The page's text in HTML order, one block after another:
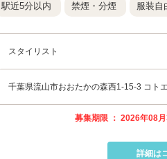
駅近5分以内 禁煙・分煙 服装自
スタイリスト
千葉県流山市おおたかの森西1-15-3 コト
募集期限 ： 2026年08
詳細は